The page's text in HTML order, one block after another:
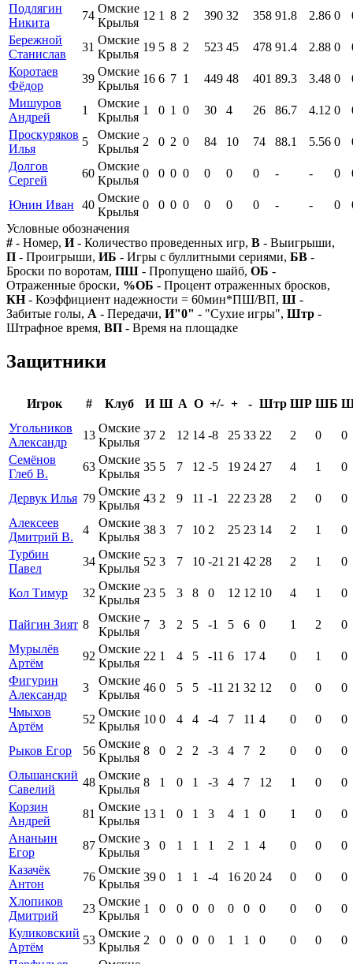
Подлягин
Никита
74
Омские
Крылья
12 1 8 2 390 32 358 91.8 2.86 0
Бережной
Станислав
31
Омские
Крылья
19 5 8 2 523 45 478 91.4 2.88 0
Коротаев
Фёдор
39
Омские
Крылья
16 6 7 1 449 48 401 89.3 3.48 0
Мишуров
Андрей
1
Омские
Крылья
1 0 1 0 30 4 26 86.7 4.12 0
Проскуряков
Илья
5
Омские
Крылья
2 0 2 0 84 10 74 88.1 5.56 0
Долгов
Сергей
60
Омские
Крылья
0 0 0 0 0 0 0 - - 0
Юнин Иван 40
Омские
Крылья
0 0 0 0 0 0 0 - - 0
Условные обозначения
# - Номер, И- Количество проведенных игр, В - Выигрыши,
П - Проигрыши, ИБ - Игры с буллитными сериями, БВ -
Броски по воротам, ПШ - Пропущено шайб, ОБ -
Отраженные броски, %ОБ - Процент отраженных бросков,
КН- Коэффициент надежности = 60мин*ПШ/ВП, Ш -
Забитые голы, А - Передачи, И"0" - "Сухие игры", Штр -
Штрафное время, ВП - Время на площадке
Защитники
Игрок # Клуб И Ш А О +/- + - Штр ШР ШБ
Угольников
Александр
13
Омские
Крылья
37 2 12 14 -8 25 33 22 2 0
0
Семёнов
Глеб В.
63
Омские
Крылья
35 5 7 12 -5 19 24 27 4 1 0
Дервук Илья 79
Омские
Крылья
43 2 9 11 -1 22 23 28 2 0
0
Алексеев
Дмитрий В.
4
Омские
Крылья
38 3 7 10 2 25 23 14 2 1
0
Турбин
Павел
34
Омские
Крылья
52 3 7 10 -21 21 42 28 2 1 0
Кол Тимур 32
Омские
Крылья
23 5 3 8 0 12 12 10 4 1 0
Пайгин Зият 8
Омские
Крылья
7 3 2 5 -1 5 6 0 1 2
0
Мурылёв
Артём
92
Омские
Крылья
22 1 4 5 -11 6 17 4 0 1
0
Фигурин
Александр
3
Омские
Крылья
46 0 5 5 -11 21 32 12 0 0
0
Чмыхов
Артём
52
Омские
Крылья
10 0 4 4 -4 7 11 4 0 0 0
Рыков Егор 56
Омские
Крылья
8 0 2 2 -3 4 7 2 0 0
0
Ольшанский
Савелий
48
Омские
Крылья
8 1 0 1 -3 4 7 12 1 0
0
Корзин
Андрей
81
Омские
Крылья
13 1 0 1 3 4 1 0 1 0
0
Ананьин
Егор
87
Омские
Крылья
3 0 1 1 1 2 1 4 0 0
0
Казачёк
Антон
76
Омские
Крылья
39 0 1 1 -4 16 20 24 0 0
0
Хлопиков
Дмитрий
23
Омские
Крылья
1 0 0 0 0 0 0 0 0 0
0
Куликовский
Артём
53
Омские
Крылья
2 0 0 0 0 1 1 0 0 0
0